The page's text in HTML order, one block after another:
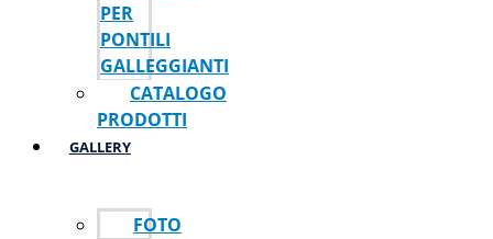
PER
PONTILI
GALLEGGIANTI
CATALOGO
PRODOTTI
GALLERY
FOTO